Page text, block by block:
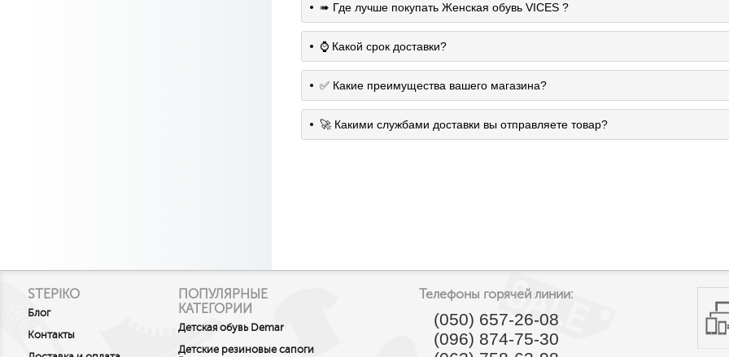
➠ Где лучше покупать Женская обувь VICES ?
⌚️ Какой срок доставки?
✅ Какие преимущества вашего магазина?
🚀 Какими службами доставки вы отправляете товар?
STEPIKO
Блог
Контакты
ПОПУЛЯРНЫЕ
КАТЕГОРИИ
Детская обувь Demar
Детские резиновые сапоги
Телефоны горячей линии:
(050) 657-26-08
(096) 874-75-30